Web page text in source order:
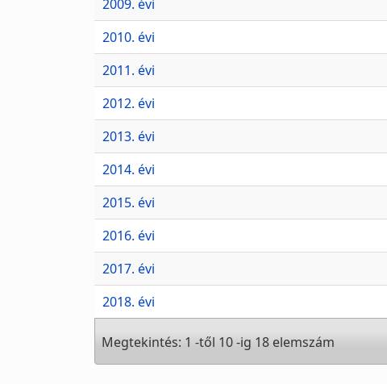
2009. évi
2010. évi
2011. évi
2012. évi
2013. évi
2014. évi
2015. évi
2016. évi
2017. évi
2018. évi
Megtekintés: 1 -től 10 -ig 18 elemszám